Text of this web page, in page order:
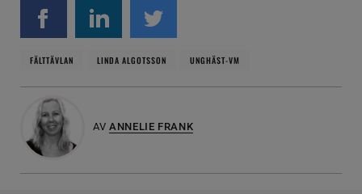
FÄLTTÄVLAN LINDA ALGOTSSON UNGHÄST-VM
AV ANNELIE FRANK